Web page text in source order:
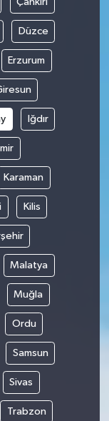
Düzce
Erzurum
Iğdır
Karaman
Kilis
Malatya
Muğla
Ordu
Samsun
Sivas
Trabzon